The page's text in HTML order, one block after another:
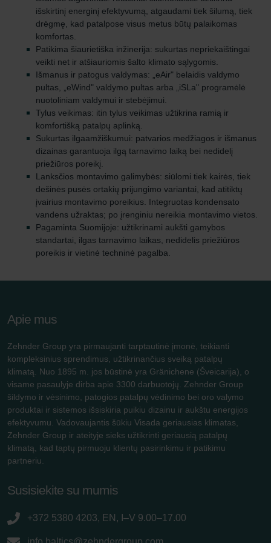
išskirtinį energinį efektyvumą, atgaudami tiek šilumą, tiek
drėgmę, kad patalpose visus metus būtų palaikomas
komfortas.
Patikima šiaurietiška inžinerija: sukurtas nepriekaištingai
veikti net ir atšiauriomis šalto klimato sąlygomis.
Išmanus ir patogus valdymas: „eAir" belaidis valdymo
pultas, „eWind" valdymo pultas arba „iSLa" programėlė
nuotoliniam valdymui ir stebėjimui.
Tylus veikimas: itin tylus veikimas užtikrina ramią ir
komfortišką patalpų aplinką.
Sukurtas ilgaamžiškumui: patvarios medžiagos ir išmanus
dizainas garantuoja ilgą tarnavimo laiką bei nedidelį
priežiūros poreikį.
Lanksčios montavimo galimybės: siūlomi tiek kairės, tiek
dešinės pusės ortakių prijungimo variantai, kad atitiktų
įvairius montavimo poreikius. Integruotas kondensato
vandens užraktas; po įrenginiu nereikia montavimo vietos.
Pagaminta Suomijoje: užtikrinami aukšti gamybos
standartai, ilgas tarnavimo laikas, nedidelis priežiūros
poreikis ir vietinė techninė pagalba.
Apie mus
Zehnder Group yra pirmaujanti tarptautinė įmonė, teikianti
kompleksinius sprendimus, užtikrinančius sveiką patalpų
klimatą. Nuo 1895 m. jos būstinė yra Gränichene (Šveicarija), o
visame pasaulyje dirba apie 3300 darbuotojų. Zehnder Group
šildymo ir vėsinimo, patogios patalpų vėdinimo bei oro valymo
produktai ir sistemos išsiskiria puikiu dizainu ir aukštu energijos
efektyvumu. Vadovaujantis šūkiu Visada geriausias klimatas,
Zehnder Group ir ateityje sieks užtikrinti geriausią patalpų
klimatą, kad taptų pirmuoju klientų pasirinkimu ir patikimu
partneriu.
Susisiekite su mumis
+372 5380 4203, EN, I–V 9.00–17.00